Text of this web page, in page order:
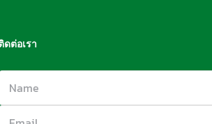
ดต่อเรา